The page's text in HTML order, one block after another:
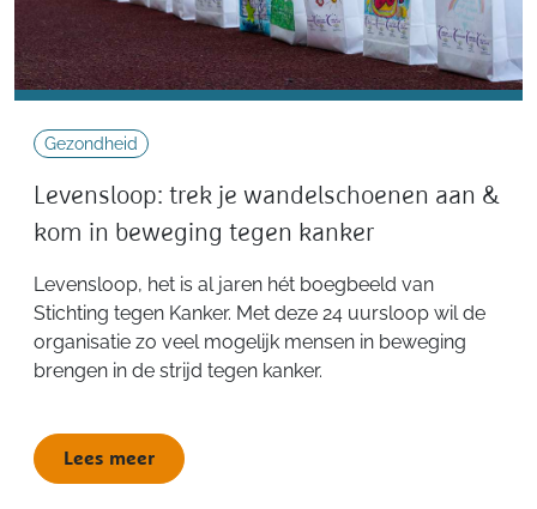
Gezondheid
Levensloop: trek je wandelschoenen aan &
kom in beweging tegen kanker
Levensloop, het is al jaren hét boegbeeld van
Stichting tegen Kanker. Met deze 24 uursloop wil de
organisatie zo veel mogelijk mensen in beweging
brengen in de strijd tegen kanker.
Lees meer